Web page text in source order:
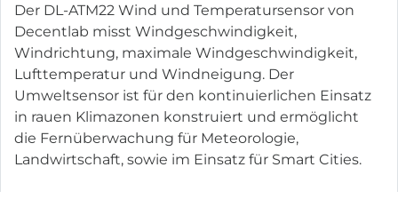
Der DL-ATM22 Wind und Temperatursensor von
Decentlab misst Windgeschwindigkeit,
Windrichtung, maximale Windgeschwindigkeit,
Lufttemperatur und Windneigung. Der
Umweltsensor ist für den kontinuierlichen Einsatz
in rauen Klimazonen konstruiert und ermöglicht
die Fernüberwachung für Meteorologie,
Landwirtschaft, sowie im Einsatz für Smart Cities.